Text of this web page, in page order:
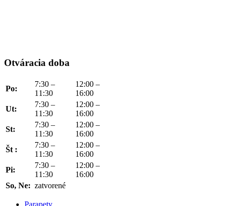
Otváracia doba
Po:
7:30 –
11:30
12:00 –
16:00
Ut:
7:30 –
11:30
12:00 –
16:00
St:
7:30 –
11:30
12:00 –
16:00
Št :
7:30 –
11:30
12:00 –
16:00
Pi:
7:30 –
11:30
12:00 –
16:00
So, Ne: zatvorené
Parapety